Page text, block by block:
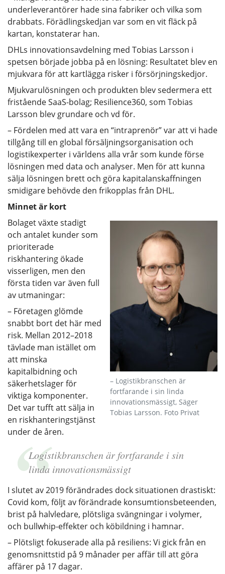
underleverantörer hade sina fabriker och vilka som
drabbats. Förädlingskedjan var som en vit fläck på
kartan, konstaterar han.
DHLs innovationsavdelning med Tobias Larsson i
spetsen började jobba på en lösning: Resultatet blev en
mjukvara för att kartlägga risker i försörjningskedjor.
Mjukvarulösningen och produkten blev sedermera ett
fristående SaaS-bolag; Resilience360, som Tobias
Larsson blev grundare och vd för.
– Fördelen med att vara en “intraprenör” var att vi hade
tillgång till en global försäljningsorganisation och
logistikexperter i världens alla vrår som kunde förse
lösningen med data och analyser. Men för att kunna
sälja lösningen brett och göra kapitalanskaffningen
smidigare behövde den frikopplas från DHL.
Minnet är kort
– Logistikbranschen är
fortfarande i sin linda
innovationsmässigt, Säger
Tobias Larsson. Foto Privat
Bolaget växte stadigt
och antalet kunder som
prioriterade
riskhantering ökade
visserligen, men den
första tiden var även full
av utmaningar:
– Företagen glömde
snabbt bort det här med
risk. Mellan 2012–2018
tävlade man istället om
att minska
kapitalbidning och
säkerhetslager för
viktiga komponenter.
Det var tufft att sälja in
en riskhanteringstjänst
under de åren.
Logistikbranschen är fortfarande i sin
linda innovationsmässigt
I slutet av 2019 förändrades dock situationen drastiskt:
Covid kom, följt av förändrade konsumtionsbeteenden,
brist på halvledare, plötsliga svängningar i volymer,
och bullwhip-effekter och köbildning i hamnar.
– Plötsligt fokuserade alla på resiliens: Vi gick från en
genomsnittstid på 9 månader per affär till att göra
affärer på 17 dagar.